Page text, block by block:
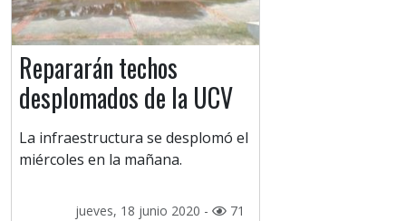
Repararán techos
desplomados de la UCV
La infraestructura se desplomó el
miércoles en la mañana.
jueves, 18 junio 2020 - 71